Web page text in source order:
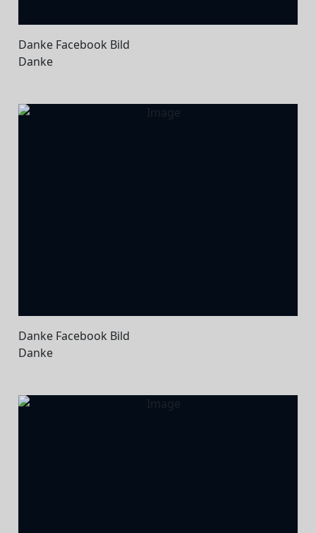
Danke Facebook Bild
Danke
Danke Facebook Bild
Danke